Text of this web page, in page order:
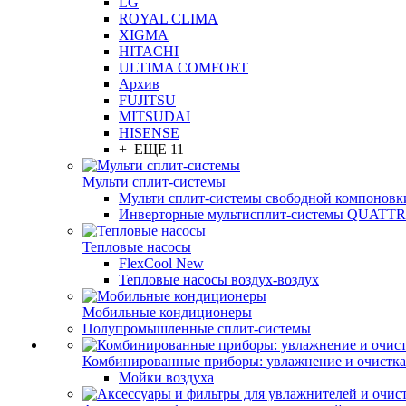
ROYAL CLIMA
XIGMA
HITACHI
ULTIMA COMFORT
Архив
FUJITSU
MITSUDAI
HISENSE
+ ЕЩЕ 11
Мульти сплит-системы
Мульти сплит-системы свободной
Инверторные мультисплит-системы
Тепловые насосы
FlexCool New
Тепловые насосы воздух-воздух
Мобильные кондиционеры
Полупромышленные сплит-системы
Комбинированные приборы: увлажнение и очистка
Мойки воздуха